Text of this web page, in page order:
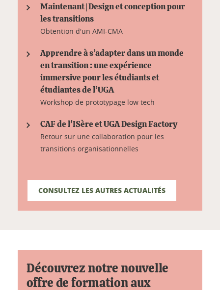
Maintenant | Design et conception pour
les transitions
Obtention d'un AMI-CMA
Apprendre à s’adapter dans un monde
en transition : une expérience
immersive pour les étudiants et
étudiantes de l’UGA
Workshop de prototypage low tech
CAF de l'ISère et UGA Design Factory
Retour sur une collaboration pour les
transitions organisationnelles
CONSULTEZ LES AUTRES ACTUALITÉS
Découvrez notre nouvelle
offre de formation aux